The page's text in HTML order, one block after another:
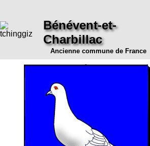
Bénévent-et-
Charbillac
Ancienne commune de France